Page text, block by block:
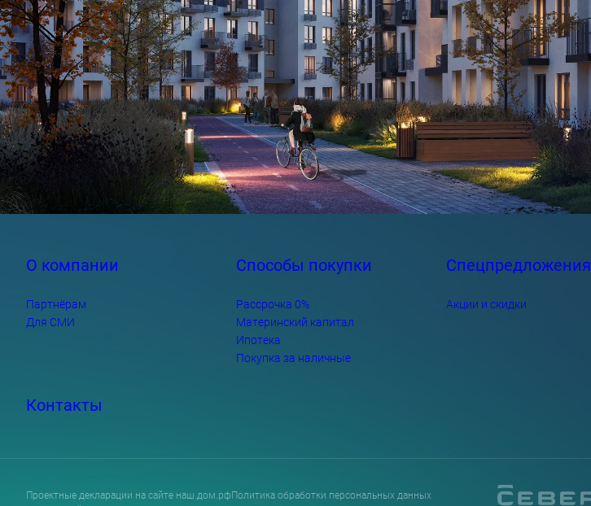
О компании
Партнёрам
Для СМИ
Способы покупки
Рассрочка 0%
Материнский капитал
Ипотека
Покупка за наличные
Спецпредложения
Акции и скидки
Контакты
Проектные декларации на сайте наш.дом.рфПолитика обработки персональных данных